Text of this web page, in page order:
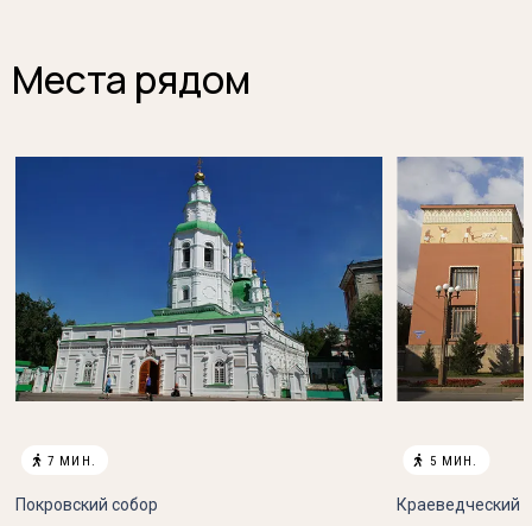
Места рядом
 7 МИН.
Покровский cобор
 5 МИН.
Краеведческий